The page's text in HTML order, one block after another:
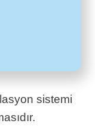
sistemi